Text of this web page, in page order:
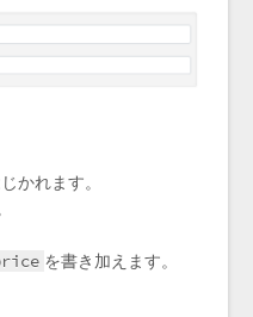
かれます。
を書き加えます。